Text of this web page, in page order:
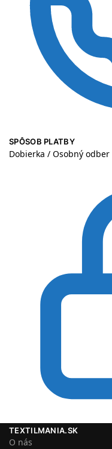
SPÔSOB PLATBY
Dobierka / Osobný odber
TEXTILMANIA.SK
O nás